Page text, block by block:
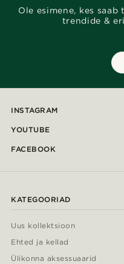
Ole esimene, kes
trendide &
INSTAGRAM
YOUTUBE
FACEBOOK
KATEGOORIAD
Uus kollektsioon
Ehted ja kellad
Ülikonna aksessuaarid